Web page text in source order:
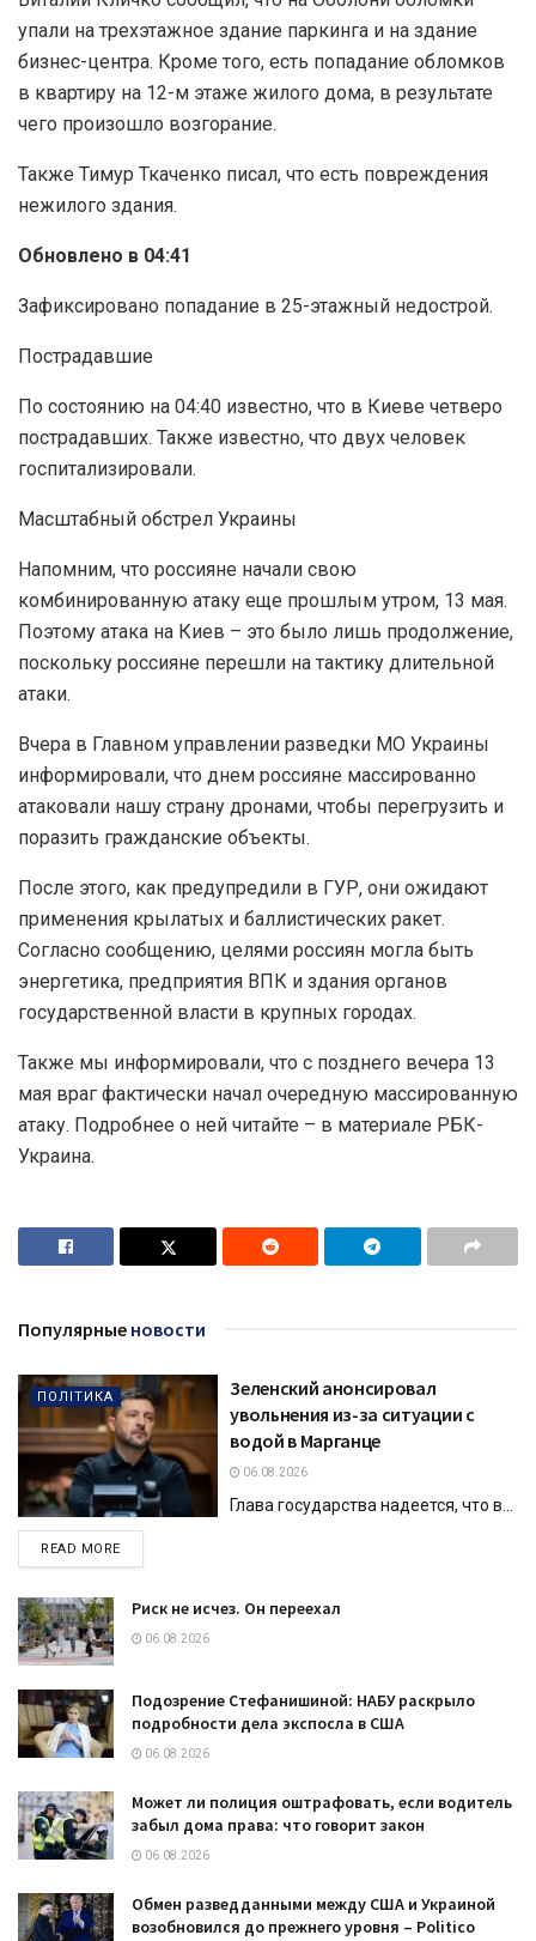
упали на трехэтажное здание паркинга и на здание
бизнес-центра. Кроме того, есть попадание обломков
в квартиру на 12-м этаже жилого дома, в результате
чего произошло возгорание.
Также Тимур Ткаченко писал, что есть повреждения
нежилого здания.
Обновлено в 04:41
Зафиксировано попадание в 25-этажный недострой.
Пострадавшие
По состоянию на 04:40 известно, что в Киеве четверо
пострадавших. Также известно, что двух человек
госпитализировали.
Масштабный обстрел Украины
Напомним, что россияне начали свою
комбинированную атаку еще прошлым утром, 13 мая.
Поэтому атака на Киев – это было лишь продолжение,
поскольку россияне перешли на тактику длительной
атаки.
Вчера в Главном управлении разведки МО Украины
информировали, что днем россияне массированно
атаковали нашу страну дронами, чтобы перегрузить и
поразить гражданские объекты.
После этого, как предупредили в ГУР, они ожидают
применения крылатых и баллистических ракет.
Согласно сообщению, целями россиян могла быть
энергетика, предприятия ВПК и здания органов
государственной власти в крупных городах.
Также мы информировали, что с позднего вечера 13
мая враг фактически начал очередную массированную
атаку. Подробнее о ней читайте – в материале РБК-
Украина.
Популярные новости
ПОЛІТИКА
Зеленский анонсировал
увольнения из-за ситуации с
водой в Марганце
06.08.2026
Глава государства надеется, что в...
READ MOREDETAILS
Риск не исчез. Он переехал
06.08.2026
Подозрение Стефанишиной: НАБУ раскрыло
подробности дела экспосла в США
06.08.2026
Может ли полиция оштрафовать, если водитель
забыл дома права: что говорит закон
06.08.2026
Обмен разведданными между США и Украиной
возобновился до прежнего уровня – Politico